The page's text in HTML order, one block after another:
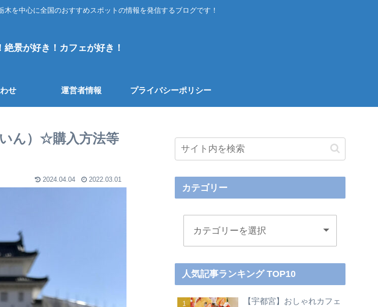
を中心に全国のおすすめスポットの情報を発信するブログです！
絶景が好き！カフェが好き！
せ 運営者情報 プライバシーポリシー
ん）☆購入方法等
2024.04.04 2022.03.01
カテゴリー
人気記事ランキング TOP10
【宇都宮】おしゃれカフェ